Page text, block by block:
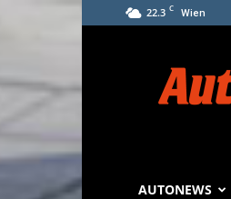
22.3 C Wien
AUTONEWS